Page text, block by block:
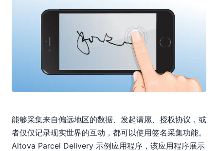
能够采集来自偏远地区的数据、发起请愿、授权协议，或
者仅仅记录现实世界的互动，都可以使用签名采集功能。
Altova Parcel Delivery 示例应用程序，该应用程序展示